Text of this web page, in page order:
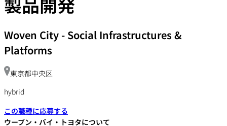
Woven City - Social Infrastructures &
Platforms
東京都中央区
hybrid
この職種に応募する
ウーブン・バイ・トヨタについて